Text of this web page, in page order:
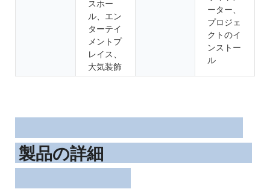
スホー
ル、エン
ターテイ
メントプ
レイス、
大気装飾
ーター、
プロジェ
クトのイ
ンストー
ル
製品の詳細